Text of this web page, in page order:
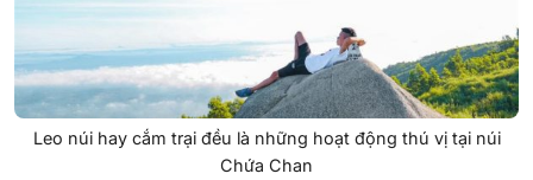
Leo núi hay cắm trại đều là những hoạt động thú vị tại núi
Chứa Chan